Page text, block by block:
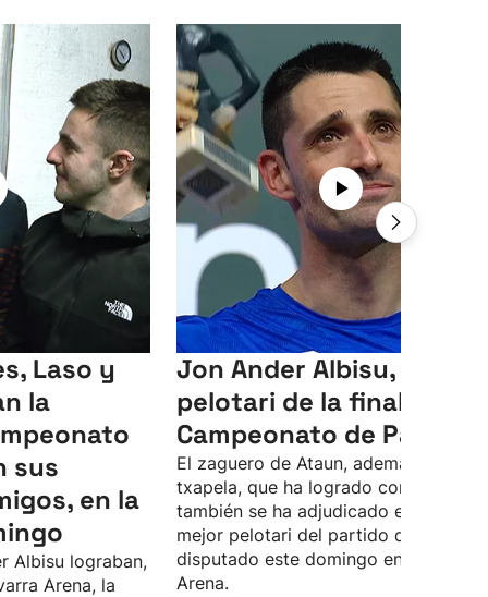
Laso y
la
sus
en la
Albisu lograban,
Arena, la
Jon Ander Albisu, mejor
pelotari de la final del
Campeonato de Parejas
El zaguero de Ataun, además de la
txapela, que ha logrado con Unai
también se ha adjudicado el premio
mejor pelotari del partido definitivo,
disputado este domingo en el
Arena.